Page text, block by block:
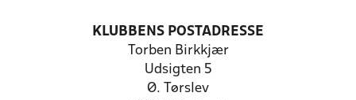
KLUBBENS POSTADRESSE
Torben Birkkjær
Udsigten 5
Ø. Tørslev